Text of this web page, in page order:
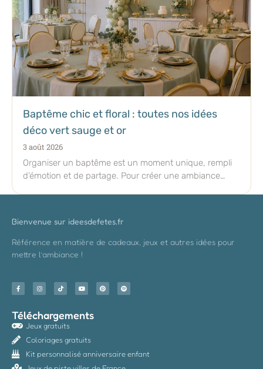
Baptême chic et floral : toutes nos idées
déco vert sauge et or
3 août 2026
Organiser un baptême est un moment unique, rempli
d’émotion et de partage. Pour créer une ambiance
Bienvenue sur ideesdefetes.fr
Référence en matière de cadeaux, jeux et autres idées pour
mettre l’ambiance !
Téléchargements
Jeux gratuits
Coloriages gratuits
Kit personnalisé anniversaire enfant